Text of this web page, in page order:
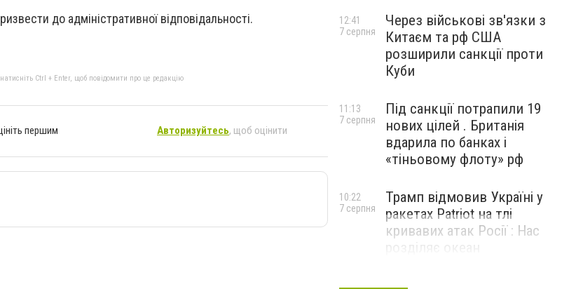
до адміністративної відповідальності.
Ctrl + Enter, щоб повідомити про це редакцію
першим Авторизуйтесь, щоб оцінити
Через військові зв'язки з
Китаєм та рф США
розширили санкції проти
Куби
12:41
7 серпня
Під санкції потрапили 19
нових цілей . Британія
вдарила по банках і
«тіньовому флоту» рф
11:13
7 серпня
Трамп відмовив Україні у
ракетах Patriot на тлі
кривавих атак Росії : Нас
10:22
7 серпня